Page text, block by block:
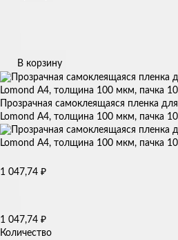
В корзину
Прозрачная самоклеящаяся пленка
Lomond А4, толщина 100 мкм, пачка
1 047,74 ₽
1 047,74 ₽
Количество